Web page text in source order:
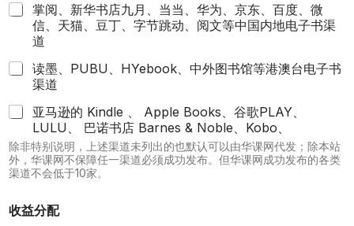
掌阅、新华书店九月、当当、华为、京东、百度、微
信、天猫、豆丁、字节跳动、阅文等中国内地电子书渠
道
读墨、PUBU、HYebook、中外图书馆等港澳台电子书
渠道
亚马逊的 Kindle 、 Apple Books、谷歌PLAY、
LULU、 巴诺书店 Barnes & Noble、Kobo、
除非特别说明，上述渠道未列出的也默认可以由华课网代发；除本站
外，华课网不保障任一渠道必须成功发布。但华课网成功发布的各类
渠道不会低于10家。
收益分配